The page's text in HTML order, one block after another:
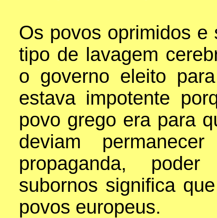
Os povos oprimidos e
tipo de lavagem
o governo eleito
estava impotente
povo grego era para
deviam
propaganda,
subornos significa
povos europeus.